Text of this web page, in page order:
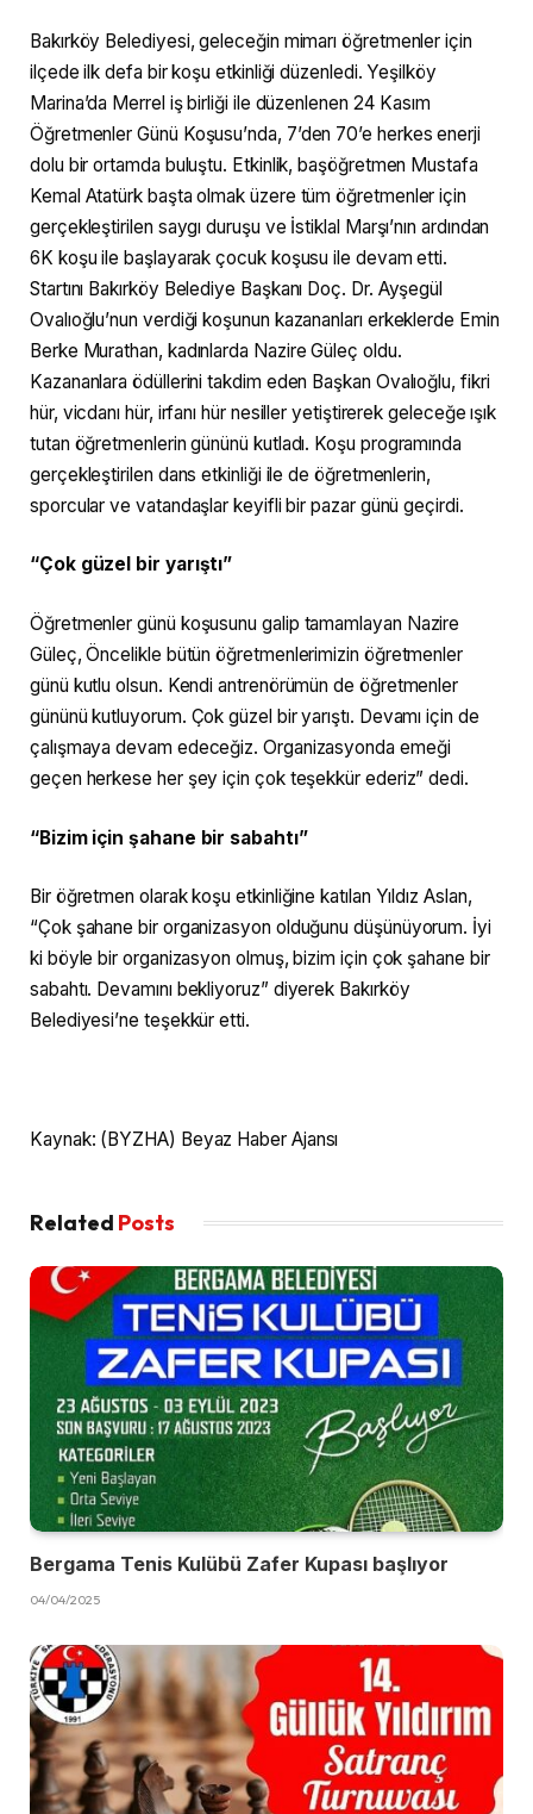
Bakırköy Belediyesi, geleceğin mimarı öğretmenler için
ilçede ilk defa bir koşu etkinliği düzenledi. Yeşilköy
Marina’da Merrel iş birliği ile düzenlenen 24 Kasım
Öğretmenler Günü Koşusu’nda, 7’den 70’e herkes enerji
dolu bir ortamda buluştu. Etkinlik, başöğretmen Mustafa
Kemal Atatürk başta olmak üzere tüm öğretmenler için
gerçekleştirilen saygı duruşu ve İstiklal Marşı’nın ardından
6K koşu ile başlayarak çocuk koşusu ile devam etti.
Startını Bakırköy Belediye Başkanı Doç. Dr. Ayşegül
Ovalıoğlu’nun verdiği koşunun kazananları erkeklerde Emin
Berke Murathan, kadınlarda Nazire Güleç oldu.
Kazananlara ödüllerini takdim eden Başkan Ovalıoğlu, fikri
hür, vicdanı hür, irfanı hür nesiller yetiştirerek geleceğe ışık
tutan öğretmenlerin gününü kutladı. Koşu programında
gerçekleştirilen dans etkinliği ile de öğretmenlerin,
sporcular ve vatandaşlar keyifli bir pazar günü geçirdi.
“Çok güzel bir yarıştı”
Öğretmenler günü koşusunu galip tamamlayan Nazire
Güleç, Öncelikle bütün öğretmenlerimizin öğretmenler
günü kutlu olsun. Kendi antrenörümün de öğretmenler
gününü kutluyorum. Çok güzel bir yarıştı. Devamı için de
çalışmaya devam edeceğiz. Organizasyonda emeği
geçen herkese her şey için çok teşekkür ederiz” dedi.
“Bizim için şahane bir sabahtı”
Bir öğretmen olarak koşu etkinliğine katılan Yıldız Aslan,
“Çok şahane bir organizasyon olduğunu düşünüyorum. İyi
ki böyle bir organizasyon olmuş, bizim için çok şahane bir
sabahtı. Devamını bekliyoruz” diyerek Bakırköy
Belediyesi’ne teşekkür etti.
Kaynak: (BYZHA) Beyaz Haber Ajansı
Related Posts
Bergama Tenis Kulübü Zafer Kupası başlıyor
04/04/2025